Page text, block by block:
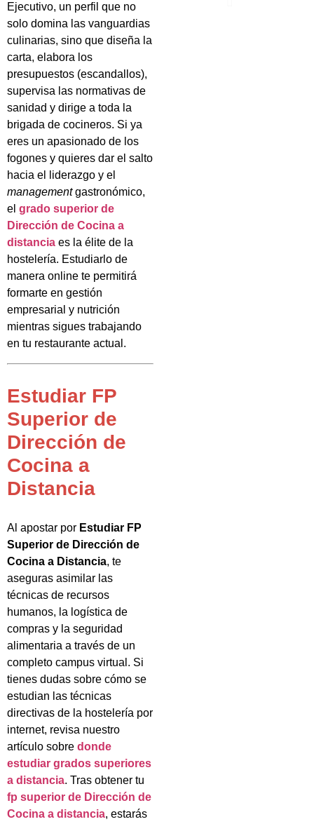
Ejecutivo, un perfil que no
solo domina las vanguardias
culinarias, sino que diseña la
carta, elabora los
presupuestos (escandallos),
supervisa las normativas de
sanidad y dirige a toda la
brigada de cocineros. Si ya
eres un apasionado de los
fogones y quieres dar el salto
hacia el liderazgo y el
managementgastronómico,
el grado superior de
Dirección de Cocina a
distancia es la élite de la
hostelería. Estudiarlo de
manera online te permitirá
formarte en gestión
empresarial y nutrición
mientras sigues trabajando
en tu restaurante actual.
Estudiar FP
Superior de
Dirección de
Cocina a
Distancia
Al apostar por Estudiar FP
Superior de Dirección de
Cocina a Distancia, te
aseguras asimilar las
técnicas de recursos
humanos, la logística de
compras y la seguridad
alimentaria a través de un
completo campus virtual. Si
tienes dudas sobre cómo se
estudian las técnicas
directivas de la hostelería por
internet, revisa nuestro
artículo sobre donde
estudiar grados superiores
a distancia. Tras obtener tu
fp superior de Dirección de
Cocina a distancia, estarás